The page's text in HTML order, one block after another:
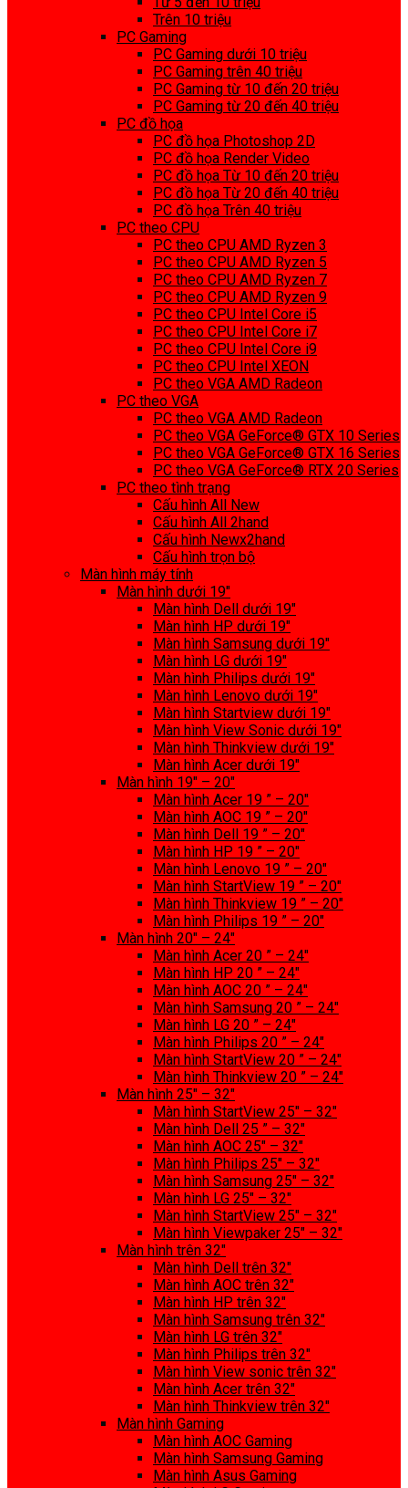
Trên 10 triệu
PC Gaming
PC Gaming dưới 10 triệu
PC Gaming trên 40 triệu
PC Gaming từ 10 đến 20 triệu
PC Gaming từ 20 đến 40 triệu
PC đồ họa
PC đồ họa Photoshop 2D
PC đồ họa Render Video
PC đồ họa Từ 10 đến 20 triệu
PC đồ họa Từ 20 đến 40 triệu
PC đồ họa Trên 40 triệu
PC theo CPU
PC theo CPU AMD Ryzen 3
PC theo CPU AMD Ryzen 5
PC theo CPU AMD Ryzen 7
PC theo CPU AMD Ryzen 9
PC theo CPU Intel Core i5
PC theo CPU Intel Core i7
PC theo CPU Intel Core i9
PC theo CPU Intel XEON
PC theo VGA AMD Radeon
PC theo VGA
PC theo VGA AMD Radeon
PC theo VGA GeForce® GTX 10 Series
PC theo VGA GeForce® GTX 16 Series
PC theo VGA GeForce® RTX 20 Series
PC theo tình trạng
Cấu hình All New
Cấu hình All 2hand
Cấu hình Newx2hand
Cấu hình trọn bộ
Màn hình máy tính
Màn hình dưới 19″
Màn hình Dell dưới 19″
Màn hình HP dưới 19″
Màn hình Samsung dưới 19″
Màn hình LG dưới 19″
Màn hình Philips dưới 19″
Màn hình Lenovo dưới 19″
Màn hình Startview dưới 19″
Màn hình View Sonic dưới 19″
Màn hình Thinkview dưới 19″
Màn hình Acer dưới 19″
Màn hình 19″ – 20″
Màn hình Acer 19 ” – 20″
Màn hình AOC 19 ” – 20″
Màn hình Dell 19 ” – 20″
Màn hình HP 19 ” – 20″
Màn hình Lenovo 19 ” – 20″
Màn hình StartView 19 ” – 20″
Màn hình Thinkview 19 ” – 20″
Màn hình Philips 19 ” – 20″
Màn hình 20″ – 24″
Màn hình Acer 20 ” – 24″
Màn hình HP 20 ” – 24″
Màn hình AOC 20 ” – 24″
Màn hình Samsung 20 ” – 24″
Màn hình LG 20 ” – 24″
Màn hình Philips 20 ” – 24″
Màn hình StartView 20 ” – 24″
Màn hình Thinkview 20 ” – 24″
Màn hình 25″ – 32″
Màn hình StartView 25″ – 32″
Màn hình Dell 25 ” – 32″
Màn hình AOC 25″ – 32″
Màn hình Philips 25″ – 32″
Màn hình Samsung 25″ – 32″
Màn hình LG 25″ – 32″
Màn hình StartView 25″ – 32″
Màn hình Viewpaker 25″ – 32″
Màn hình trên 32″
Màn hình Dell trên 32″
Màn hình AOC trên 32″
Màn hình HP trên 32″
Màn hình Samsung trên 32″
Màn hình LG trên 32″
Màn hình Philips trên 32″
Màn hình View sonic trên 32″
Màn hình Acer trên 32″
Màn hình Thinkview trên 32″
Màn hình Gaming
Màn hình AOC Gaming
Màn hình Samsung Gaming
Màn hình Asus Gaming